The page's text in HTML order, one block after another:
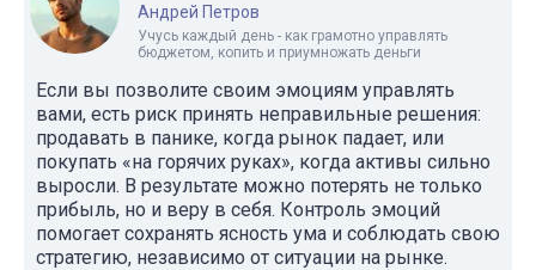
Андрей Петров
Учусь каждый день - как грамотно управлять
бюджетом, копить и приумножать деньги
Если вы позволите своим эмоциям управлять
вами, есть риск принять неправильные решения:
продавать в панике, когда рынок падает, или
покупать «на горячих руках», когда активы сильно
выросли. В результате можно потерять не только
прибыль, но и веру в себя. Контроль эмоций
помогает сохранять ясность ума и соблюдать свою
стратегию, независимо от ситуации на рынке.